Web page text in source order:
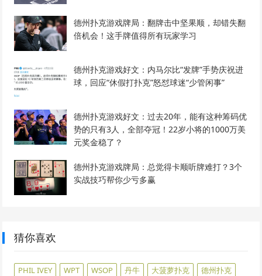
德州扑克游戏牌局：翻牌击中坚果顺，却错失翻
倍机会！这手牌值得所有玩家学习
德州扑克游戏好文：内马尔比“发牌”手势庆祝进
球，回应“休假打扑克”怒怼球迷“少管闲事”
德州扑克游戏好文：过去20年，能有这种筹码优
势的只有3人，全部夺冠！22岁小将的1000万美
元奖金稳了？
德州扑克游戏牌局：总觉得卡顺听牌难打？3个
实战技巧帮你少亏多赢
猜你喜欢
PHIL IVEY WPT WSOP 丹牛 大菠萝扑克
德州扑克